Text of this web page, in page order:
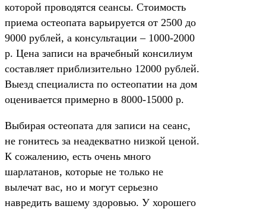
которой проводятся сеансы. Стоимость
приема остеопата варьируется от 2500 до
9000 рублей, а консультации – 1000-2000
р. Цена записи на врачебный консилиум
составляет приблизительно 12000 рублей.
Выезд специалиста по остеопатии на дом
оценивается примерно в 8000-15000 р.
Выбирая остеопата для записи на сеанс,
не гонитесь за неадекватно низкой ценой.
К сожалению, есть очень много
шарлатанов, которые не только не
вылечат вас, но и могут серьезно
навредить вашему здоровью. У хорошего